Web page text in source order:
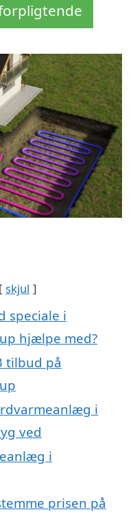
skjul
speciale i
hjælpe med?
tilbud på
i
ved
i
prisen på